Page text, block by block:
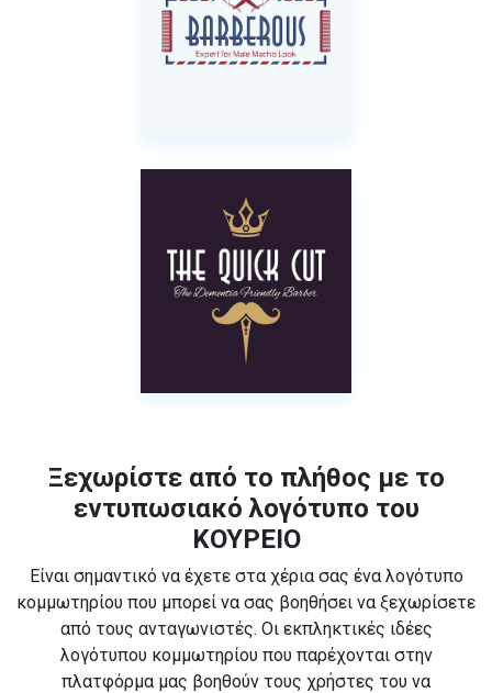
Ξεχωρίστε από το πλήθος με το
εντυπωσιακό λογότυπο του
ΚΟΥΡΕΙΟ
Είναι σημαντικό να έχετε στα χέρια σας ένα λογότυπο
κομμωτηρίου που μπορεί να σας βοηθήσει να ξεχωρίσετε
από τους ανταγωνιστές. Οι εκπληκτικές ιδέες
λογότυπου κομμωτηρίου που παρέχονται στην
πλατφόρμα μας βοηθούν τους χρήστες του να